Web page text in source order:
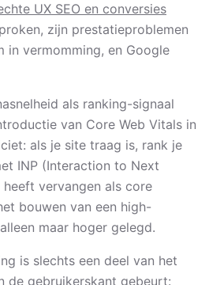
UX SEO en conversies
zijn prestatieproblemen
in vermomming, en Google
als ranking-signaal
van Core Web Vitals in
als je site traag is, rank je
INP (Interaction to Next
vervangen als core
bouwen van een high-
maar hoger gelegd.
is slechts een deel van het
de gebruikerskant gebeurt: